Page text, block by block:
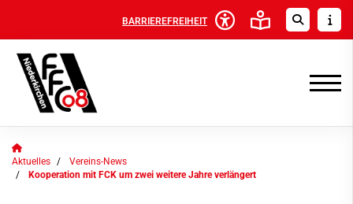
BARRIEREFREIHEIT
Aktuelles
Vereins-News
Kooperation mit FCK um zwei weitere Jahre verlängert